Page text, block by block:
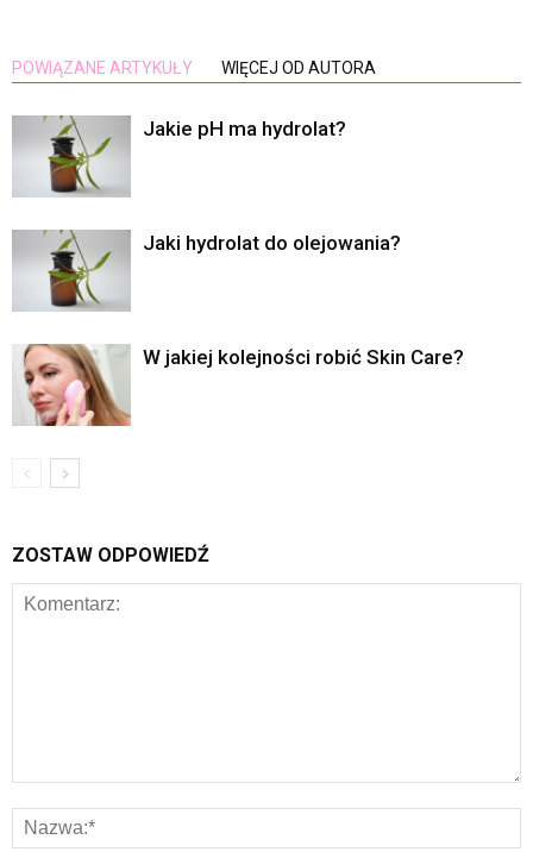
POWIĄZANE ARTYKUŁY WIĘCEJ OD AUTORA
Jakie pH ma hydrolat?
Jaki hydrolat do olejowania?
W jakiej kolejności robić Skin Care?
ZOSTAW ODPOWIEDŹ